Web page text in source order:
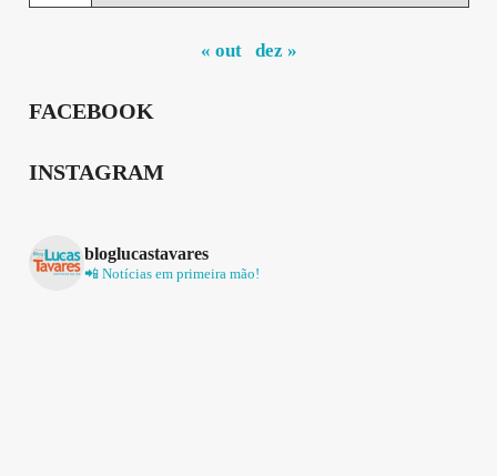
« out dez »
FACEBOOK
INSTAGRAM
bloglucastavares
📲 Notícias em primeira mão!